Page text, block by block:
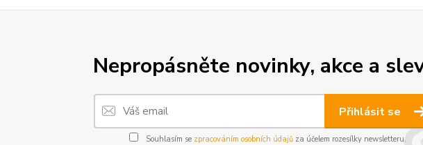
Nepropásněte novinky, akce a
Přihlásit se
Souhlasím se zpracováním osobních údajůza účelem rozesílky newsletteru.